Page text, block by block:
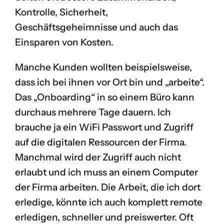
Kontrolle, Sicherheit,
Geschäftsgeheimnisse und auch das
Einsparen von Kosten.
Manche Kunden wollten beispielsweise,
dass ich bei ihnen vor Ort bin und „arbeite“.
Das „Onboarding“ in so einem Büro kann
durchaus mehrere Tage dauern. Ich
brauche ja ein WiFi Passwort und Zugriff
auf die digitalen Ressourcen der Firma.
Manchmal wird der Zugriff auch nicht
erlaubt und ich muss an einem Computer
der Firma arbeiten. Die Arbeit, die ich dort
erledige, könnte ich auch komplett remote
erledigen, schneller und preiswerter. Oft